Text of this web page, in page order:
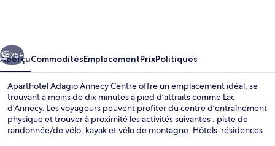
Centre
Suivant
75+
AperçuCommoditésEmplacementPrixPolitiques
Aparthotel Adagio Annecy Centre offre un emplacement idéal, se
trouvant à moins de dix minutes à pied d’attraits comme Lac
d'Annecy. Les voyageurs peuvent profiter du centre d’entraînement
physique et trouver à proximité les activités suivantes : piste de
randonnée/de vélo, kayak et vélo de montagne. Hôtels-résidences